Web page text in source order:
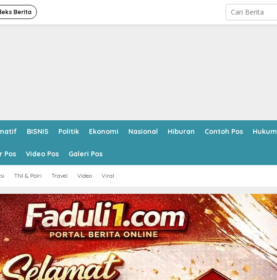
Berita
BISNIS Politik Ekonomi Nasional Hiburan Contoh Pos Hukum
Pos Video Pos Galeri Pos
TNI & Polri Travel Video Viral